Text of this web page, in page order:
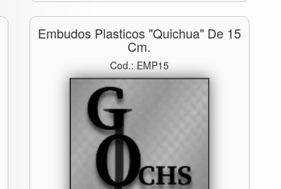
Embudos Plasticos "quichua" De 15
Cm.
Cod.: EMP15